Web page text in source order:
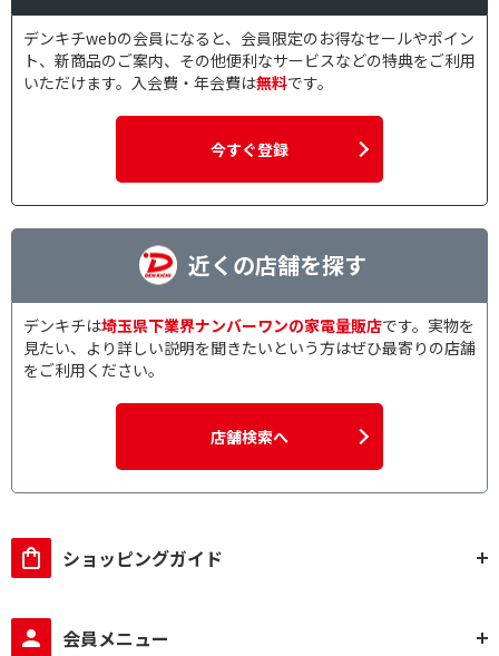
デンキチwebの会員になると、会員限定のお得なセールやポイン
ト、新商品のご案内、その他便利なサービスなどの特典をご利用
いただけます。入会費・年会費は無料です。
今すぐ登録
近くの店舗を探す
デンキチは埼玉県下業界ナンバーワンの家電量販店です。実物を
見たい、より詳しい説明を聞きたいという方はぜひ最寄りの店舗
をご利用ください。
店舗検索へ
ショッピングガイド
会員メニュー